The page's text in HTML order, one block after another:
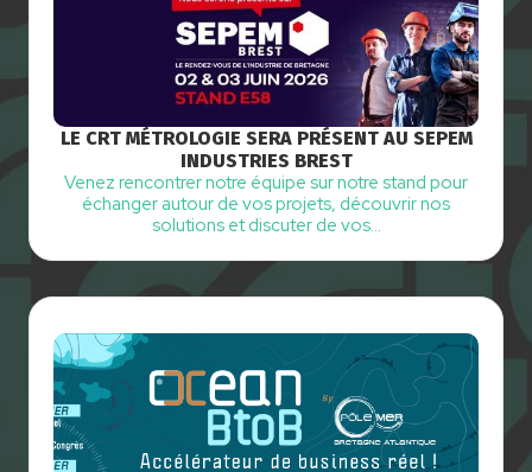
LE CRT MÉTROLOGIE SERA PRÉSENT AU SEPEM
INDUSTRIES BREST
Venez rencontrer notre équipe sur notre stand pour
échanger autour de vos projets, découvrir nos
solutions et discuter de vos…